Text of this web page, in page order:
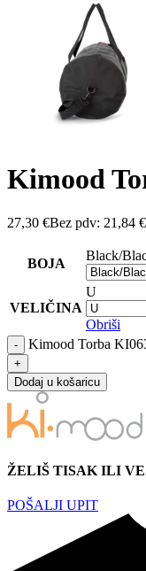
Kimood
27,30 €Bez pdv: 21,84 €
BOJA
Black/
VELIČINA
U
Obriši
Kimood Torba
Dodaj u košaricu
ŽELIŠ TISAK ILI
POŠALJI UPIT